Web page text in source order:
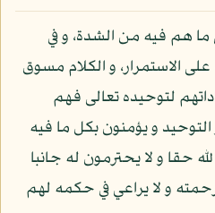
ما هم فيه من الشدة، و في
الاستمرار، و الكلام مسوق
لتوحيده تعالى فهم
و يؤمنون بكل ما فيه
حقا و لا يحترمون له جانبا
و لا يراعي في حكمه لهم